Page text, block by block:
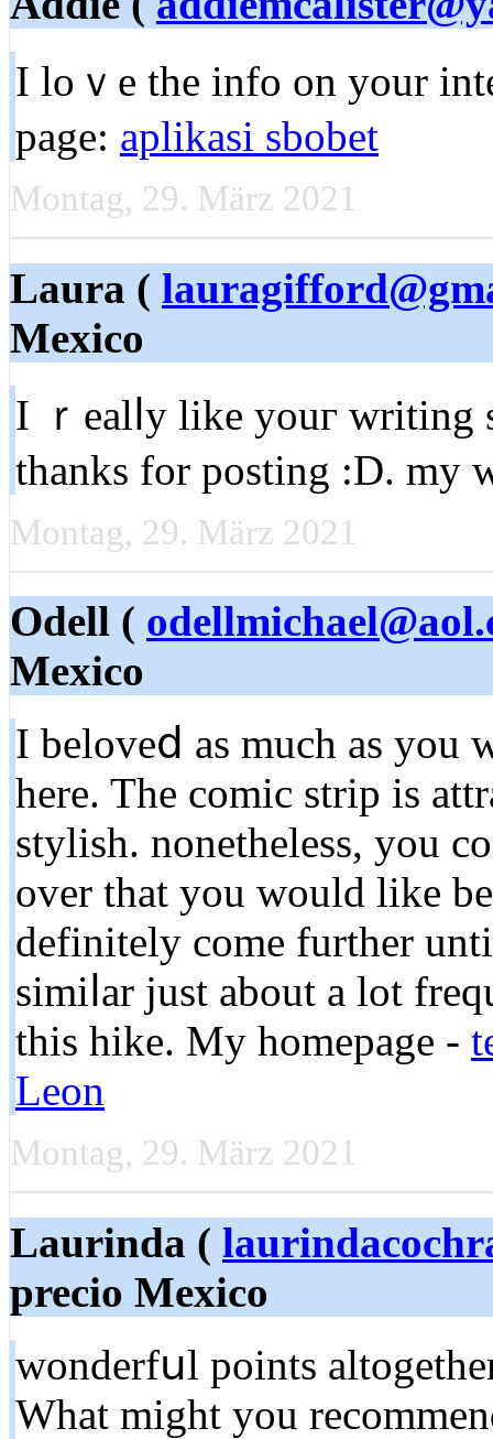
I loｖe the info on your
page: aplikasi sbobet
Montag, 29. März 2021
Laura (
Mexico
I ｒealⅼy like youг ᴡriting
thanks for posting :D. my
Montag, 29. März 2021
Odell (
Mexico
I beloveⅾ as much as you
here. The comic strip is
stylish. nonetheless, you
over that you would like
definitely come further
simiⅼar just about a lot
this hike. My homepage -
Leon
Montag, 29. März 2021
Laurinda (
precio Mexico
wondеrfսl points
What might you